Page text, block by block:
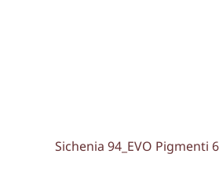
Sichenia 94_EVO Pigmenti